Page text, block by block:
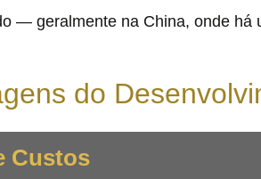
— geralmente na China, onde
do
Custos